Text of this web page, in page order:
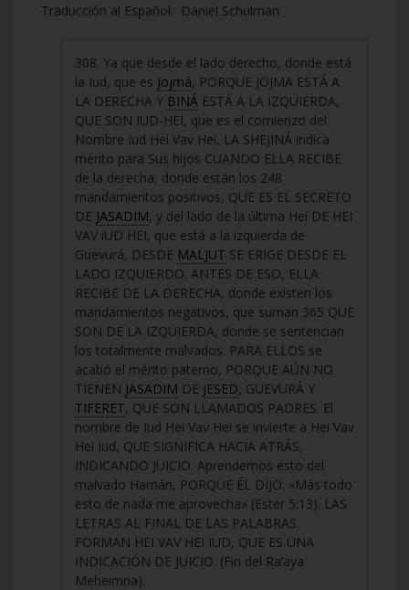
Traducción al Español: Daniel Schulman
308. Ya que desde el lado derecho, donde está
la Iud, que es Jojmá, PORQUE JOJMA ESTÁ A
LA DERECHA Y BINÁ ESTÁ A LA IZQUIERDA,
QUE SON IUD-HEI, que es el comienzo del
Nombre Iud Hei Vav Hei, LA SHEJINÁ indica
mérito para Sus hijos CUANDO ELLA RECIBE
de la derecha, donde están los 248
mandamientos positivos, QUE ES EL SECRETO
DE JASADIM, y del lado de la última Hei DE HEI
VAV iUD HEI, que está a la izquierda de
Guevurá, DESDE MALJUT SE ERIGE DESDE EL
LADO IZQUIERDO. ANTES DE ESO, ELLA
RECIBE DE LA DERECHA, donde existen los
mandamientos negativos, que suman 365 QUE
SON DE LA IZQUIERDA, donde se sentencian
los totalmente malvados. PARA ELLOS se
acabó el mérito paterno, PORQUE AÚN NO
TIENEN JASADIM DE JESED, GUEVURÁ Y
TIFERET, QUE SON LLAMADOS PADRES. El
nombre de Iud Hei Vav Hei se invierte a Hei Vav
Hei Iud, QUE SIGNIFICA HACIA ATRÁS,
INDICANDO JUICIO. Aprendemos esto del
malvado Hamán, PORQUE ÉL DIJO: «Más todo
esto de nada me aprovecha» (Ester 5:13). LAS
LETRAS AL FINAL DE LAS PALABRAS
FORMAN HEI VAV HEI IUD, QUE ES UNA
INDICACIÓN DE JUICIO. (Fin del Ra’aya
Meheimna).